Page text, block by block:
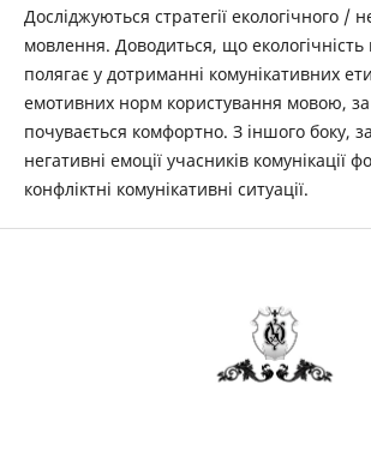
Досліджуються стратегії екологічного /
мовлення. Доводиться, що екологічність
полягає у дотриманні комунікативних
емотивних норм користування мовою,
почувається комфортно. З іншого боку,
негативні емоції учасників комунікації
конфліктні комунікативні ситуації.